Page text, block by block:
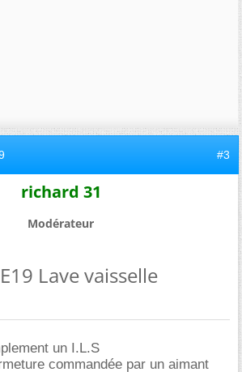
#3
richard 31
Modérateur
Lave vaisselle
un I.L.S
commandée par un aimant